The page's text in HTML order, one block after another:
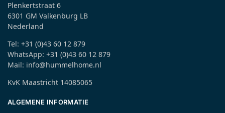
Plenkertstraat 6
6301 GM Valkenburg LB
Nederland
Tel: +31 (0)43 60 12 879
WhatsApp: +31 (0)43 60 12 879
Mail: info@hummelhome.nl
KvK Maastricht 14085065
ALGEMENE INFORMATIE